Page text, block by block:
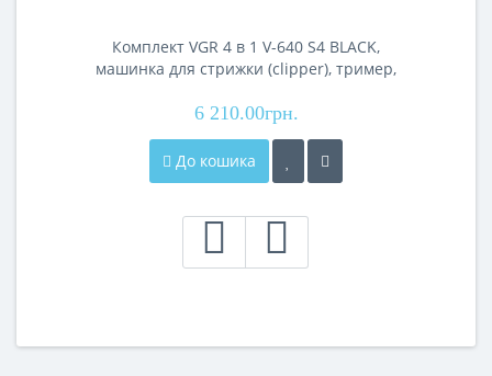
Комплект VGR 4 в 1 V-640 S4 BLACK,
машинка для стрижки (clipper), тример,
6 210.00грн.
До кошика